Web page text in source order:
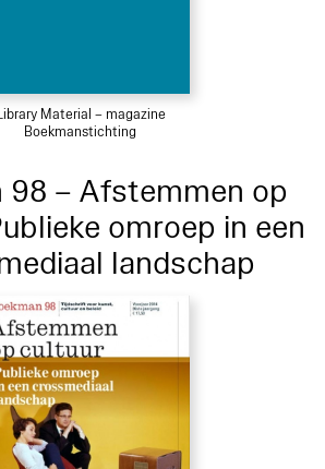
Material – magazine
Boekmanstichting
98 – Afstemmen op
omroep in een
landschap